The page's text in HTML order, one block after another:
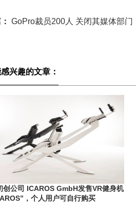
GoPro裁员200人 关闭其媒体部门
兴趣的文章：
创公司 ICAROS GmbH发售VR健身机
，个人用户可自行购买